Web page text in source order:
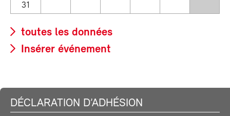
31
toutes les données
Insérer événement
DÉCLARATION D’ADHÉSION